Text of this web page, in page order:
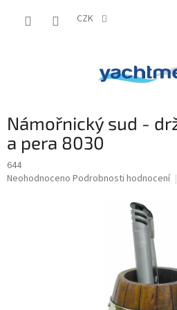
CZK
Námořnický sud -
a pera 8030
644
Průměrné
Neohodnoceno Podrobnosti hodnocení